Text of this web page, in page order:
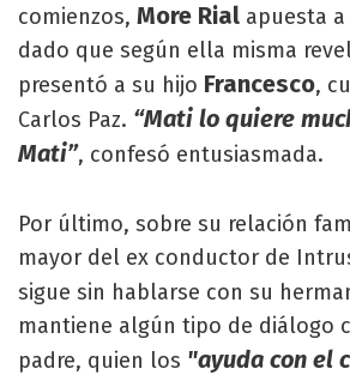
comienzos, More Rial apuesta
dado que según ella misma
presentó a su hijo Francesco,
Carlos Paz. “Mati lo quiere
Mati”, confesó entusiasmada.
Por último, sobre su relación
mayor del ex conductor de
sigue sin hablarse con su
mantiene algún tipo de diálogo
padre, quien los "ayuda con el